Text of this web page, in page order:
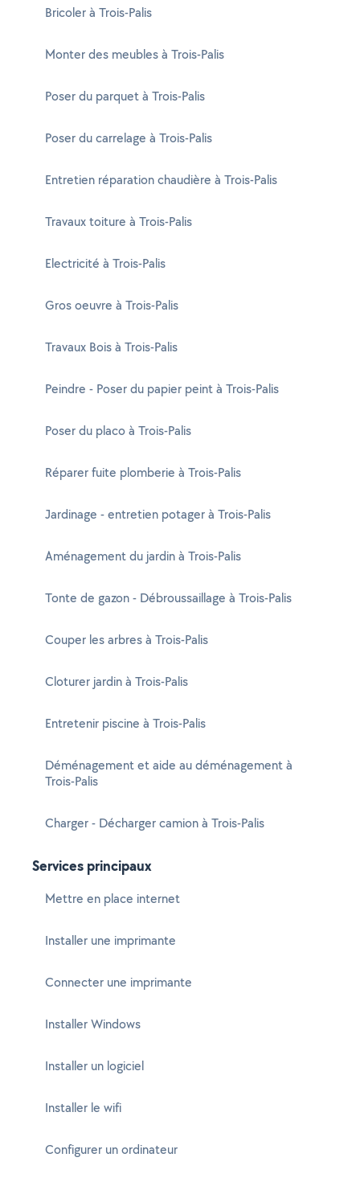
Bricoler à Trois-Palis
Monter des meubles à Trois-Palis
Poser du parquet à Trois-Palis
Poser du carrelage à Trois-Palis
Entretien réparation chaudière à Trois-Palis
Travaux toiture à Trois-Palis
Electricité à Trois-Palis
Gros oeuvre à Trois-Palis
Travaux Bois à Trois-Palis
Peindre - Poser du papier peint à Trois-Palis
Poser du placo à Trois-Palis
Réparer fuite plomberie à Trois-Palis
Jardinage - entretien potager à Trois-Palis
Aménagement du jardin à Trois-Palis
Tonte de gazon - Débroussaillage à Trois-Palis
Couper les arbres à Trois-Palis
Cloturer jardin à Trois-Palis
Entretenir piscine à Trois-Palis
Déménagement et aide au déménagement à
Trois-Palis
Charger - Décharger camion à Trois-Palis
Services principaux
Mettre en place internet
Installer une imprimante
Connecter une imprimante
Installer Windows
Installer un logiciel
Installer le wifi
Configurer un ordinateur